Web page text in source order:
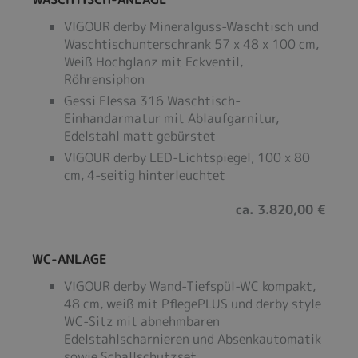
VIGOUR derby Mineralguss-Waschtisch und
Waschtischunterschrank 57 x 48 x 100 cm,
Weiß Hochglanz mit Eckventil,
Röhrensiphon
Gessi Flessa 316 Waschtisch-
Einhandarmatur mit Ablaufgarnitur,
Edelstahl matt gebürstet
VIGOUR derby LED-Lichtspiegel, 100 x 80
cm, 4-seitig hinterleuchtet
ca. 3.820,00 €
WC-ANLAGE
VIGOUR derby Wand-Tiefspül-WC kompakt,
48 cm, weiß mit PflegePLUS und derby style
WC-Sitz mit abnehmbaren
Edelstahlscharnieren und Absenkautomatik